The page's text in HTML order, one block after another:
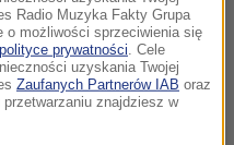
video:
Radio Muzyka Fakty Grupa
o możliwości sprzeciwienia się
polityce prywatności . Cele
uzyskania Twojej
Zaufanych Partnerów IAB oraz
znajdziesz w